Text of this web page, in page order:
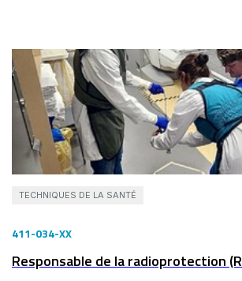
TECHNIQUES DE LA SANTÉ
411-034-XX
Responsable de la radioprotection